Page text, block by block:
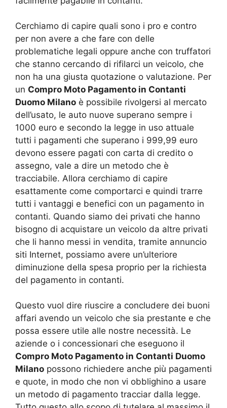
Cerchiamo di capire quali sono i pro e contro
per non avere a che fare con delle
problematiche legali oppure anche con truffatori
che stanno cercando di rifilarci un veicolo, che
non ha una giusta quotazione o valutazione. Per
un Compro Moto Pagamento in Contanti
Duomo Milano è possibile rivolgersi al mercato
dell’usato, le auto nuove superano sempre i
1000 euro e secondo la legge in uso attuale
tutti i pagamenti che superano i 999,99 euro
devono essere pagati con carta di credito o
assegno, vale a dire un metodo che è
tracciabile. Allora cerchiamo di capire
esattamente come comportarci e quindi trarre
tutti i vantaggi e benefici con un pagamento in
contanti. Quando siamo dei privati che hanno
bisogno di acquistare un veicolo da altre privati
che li hanno messi in vendita, tramite annuncio
siti Internet, possiamo avere un’ulteriore
diminuzione della spesa proprio per la richiesta
del pagamento in contanti.
Questo vuol dire riuscire a concludere dei buoni
affari avendo un veicolo che sia prestante e che
possa essere utile alle nostre necessità. Le
aziende o i concessionari che eseguono il
Compro Moto Pagamento in Contanti Duomo
Milano possono richiedere anche più pagamenti
e quote, in modo che non vi obblighino a usare
un metodo di pagamento tracciar dalla legge.